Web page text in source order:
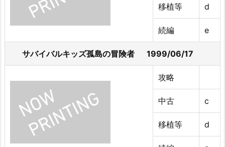
移植等 d
続編 e
サバイバルキッズ孤島の冒険者 1999/06/17
攻略
中古 c
移植等 d